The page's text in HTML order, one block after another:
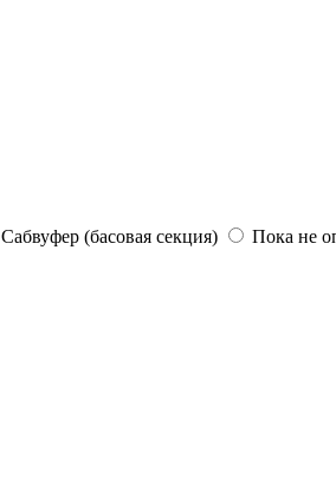
Сабвуфер (басовая секция) Пока не